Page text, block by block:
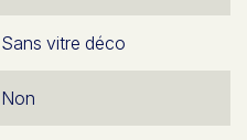
Sans vitre déco
Non